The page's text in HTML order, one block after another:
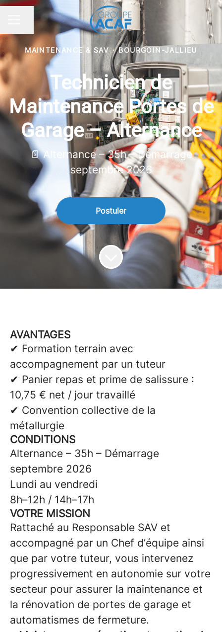
MENU CARRIÈRE
Partager la page
MAINTENANCE & SAV · BOURGOIN-JALLIEU
Technicien de
Maintenance Portes de
Garage – Alternance
📄 Alternance – 35h – Démarrage
septembre 2026
Postuler
AVANTAGES
✔ Formation terrain avec
accompagnement par un tuteur
✔ Panier repas et prime de salissure :
10,75 € net / jour travaillé
✔ Convention collective de la
métallurgie
CONDITIONS
Alternance – 35h – Démarrage
septembre 2026
Lundi au vendredi
8h–12h / 14h–17h
VOTRE MISSION
Rattaché au Responsable SAV et
accompagné par un Chef d’équipe ainsi
que par votre tuteur, vous intervenez
progressivement en autonomie sur votre
secteur pour assurer la maintenance et
la rénovation de portes de garage et
automatismes de fermeture.